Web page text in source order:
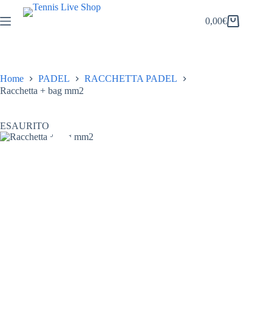
al
contenuto
Carrello
0,00€
Home PADEL
RACCHETTA PADEL
Racchetta + bag mm2
ESAURITO